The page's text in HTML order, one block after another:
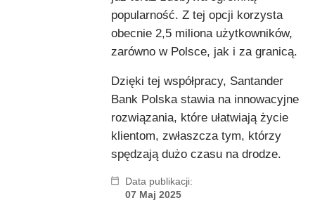
popularność. Z tej opcji korzysta
obecnie 2,5 miliona użytkowników,
zarówno w Polsce, jak i za granicą.
Dzięki tej współpracy, Santander
Bank Polska stawia na innowacyjne
rozwiązania, które ułatwiają życie
klientom, zwłaszcza tym, którzy
spędzają dużo czasu na drodze.
Data publikacji:
07 Maj 2025